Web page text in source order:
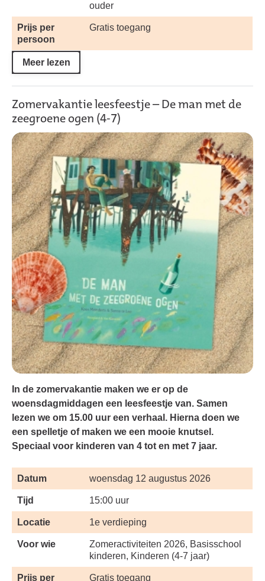
ouder
Prijs per
persoon
Gratis toegang
Meer lezen
Zomervakantie leesfeestje – De man met de
zeegroene ogen (4-7)
In de zomervakantie maken we er op de
woensdagmiddagen een leesfeestje van. Samen
lezen we om 15.00 uur een verhaal. Hierna doen we
een spelletje of maken we een mooie knutsel.
Speciaal voor kinderen van 4 tot en met 7 jaar.
Datum woensdag 12 augustus 2026
Tijd 15:00 uur
Locatie 1e verdieping
Voor wie
Zomeractiviteiten 2026, Basisschool
kinderen, Kinderen (4-7 jaar)
Prijs per Gratis toegang